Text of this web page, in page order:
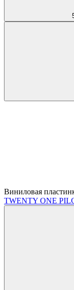
Виниловая
TWENTY ONE